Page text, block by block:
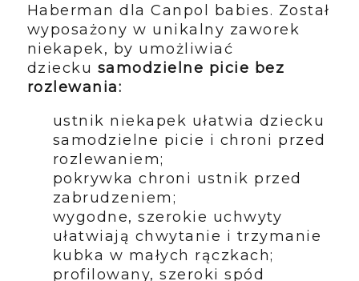
Haberman dla Canpol babies. Został
wyposażony w unikalny zaworek
niekapek, by umożliwiać
dziecku samodzielne picie bez
rozlewania:
ustnik niekapek ułatwia dziecku
samodzielne picie i chroni przed
rozlewaniem;
pokrywka chroni ustnik przed
zabrudzeniem;
wygodne, szerokie uchwyty
ułatwiają chwytanie i trzymanie
kubka w małych rączkach;
profilowany, szeroki spód